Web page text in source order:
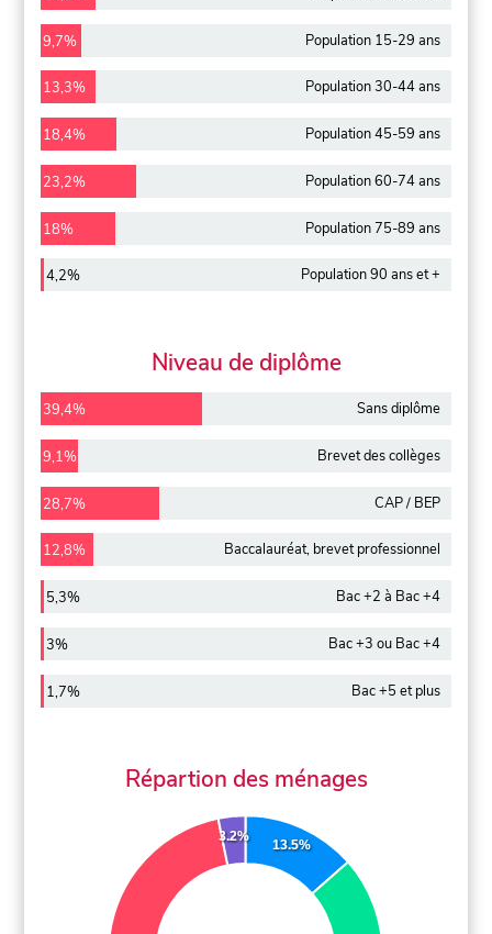
9,7% Population 15-29 ans
13,3% Population 30-44 ans
18,4% Population 45-59 ans
23,2% Population 60-74 ans
18% Population 75-89 ans
4,2% Population 90 ans et +
Niveau de diplôme
39,4% Sans diplôme
9,1% Brevet des collèges
28,7% CAP / BEP
12,8% Baccalauréat, brevet professionnel
5,3% Bac +2 à Bac +4
3% Bac +3 ou Bac +4
1,7% Bac +5 et plus
Répartion des ménages
13.5%
3.2%